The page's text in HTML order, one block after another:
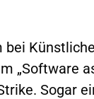
„Software
Sogar